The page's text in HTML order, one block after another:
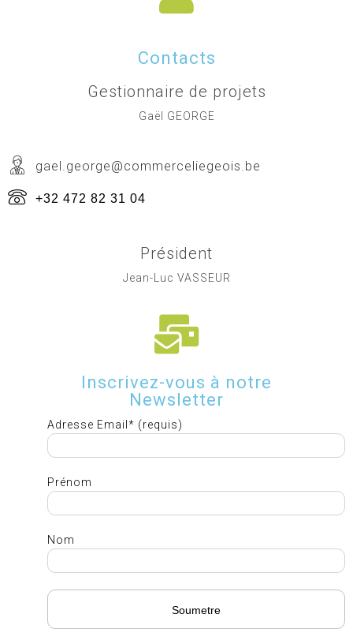
Contacts
Gestionnaire de projets
Gaël GEORGE
gael.george@commerceliegeois.be
+32 472 82 31 04
Président
Jean-Luc VASSEUR
Inscrivez-vous à notre
Newsletter
Adresse Email* (requis)
Prénom
Nom